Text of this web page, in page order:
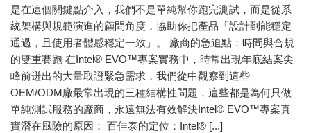
是在這個關鍵點介入，我們不是單純幫你跑完測試，而是從系
統架構與規範演進的顧問角度，協助你把產品「設計到能穩定
通過，且使用者體感穩定一致」。 廠商的急迫點：時間與合規
的雙重賽跑 在Intel® EVO™專案實務中，時常出現年底結案尖
峰前迸出的大量取證緊急需求，我們從中觀察到這些
OEM/ODM廠最常出現的三種結構性問題，這些都是為何只做
單純測試服務的廠商，永遠無法有效解決Intel® EVO™專案真
實潛在風險的原因： 百佳泰的定位：Intel® [...]